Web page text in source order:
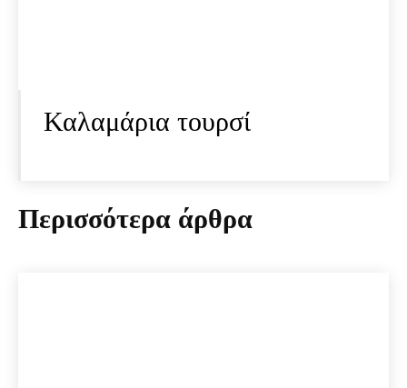
Καλαμάρια τουρσί
Περισσότερα άρθρα